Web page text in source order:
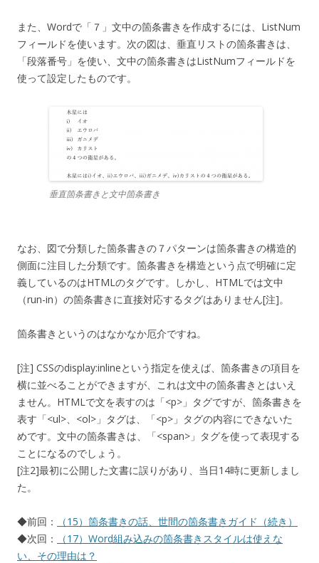
また、Wordで「７」文中の箇条書きを作成するには、ListNum
フィールドを使います。次の図は、垂直リストの箇条書きは、
「段落番号」を使い、文中の箇条書きはListNumフィールドを
使って設定したものです。
垂直箇条書きと文中箇条書き
なお、図で分類した箇条書きの７パターンは箇条書きの構造的
側面に注目した分類です。箇条書きを構造という点で明確に定
義しているのはHTMLのタグです。しかし、HTMLでは文中
（run-in）の箇条書きに直接対応するタグはありません[注]。
箇条書きというのはなかなか厄介ですね。
[注] CSSのdisplay:inlineという指定を使えば、箇条書きの項目を
横に並べることができますが、これは文中の箇条書きとはいえ
ません。HTMLで文を表すのは「<p>」タグですが、箇条書きを
表す「<ul>、<ol>」タグは、「<p>」タグの内容にできないた
めです。文中の箇条書きは、「<span>」タグを使って表現する
ことになるのでしょう。
[注2]最初に公開した文書に誤りがあり、当日14時に更新しまし
た。
◆前回：
（15）箇条書きの話、世間の箇条書きガイド（続き）
◆次回：
（17）Word組み込みの箇条書きスタイルは使えな
い、その理由は？